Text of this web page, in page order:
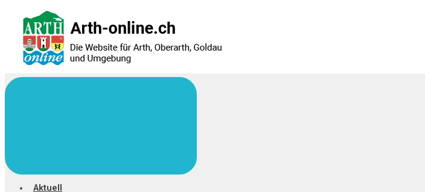
Hauptinhalt
springen
Aktuell